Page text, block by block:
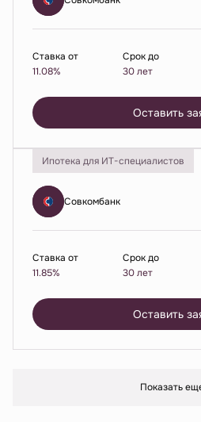
Ставка от
11.08%
Срок до
30 лет
Оставить
Ипотека для ИТ-специалистов
Совкомбанк
Ставка от
11.85%
Срок до
30 лет
Оставить
Показать